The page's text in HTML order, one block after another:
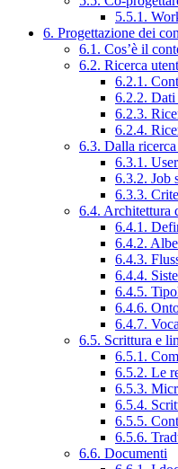
5.5.1.
6. Progettazione dei
6.1. Cos’è il
6.2. Ricerca
6.2.1.
6.2.2. Dati
6.2.3.
6.2.4.
6.3. Dalla
6.3.1.
6.3.2. Job
6.3.3.
6.4. Architettura
6.4.1.
6.4.2.
6.4.3.
6.4.4.
6.4.5.
6.4.6.
6.4.7.
6.5. Scrittura e
6.5.1.
6.5.2. Le
6.5.3.
6.5.4.
6.5.5.
6.5.6.
6.6. Documenti